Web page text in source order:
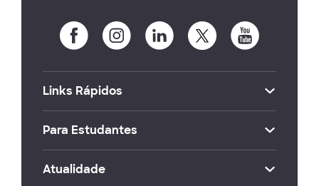
Links Rápidos
Para Estudantes
Atualidade